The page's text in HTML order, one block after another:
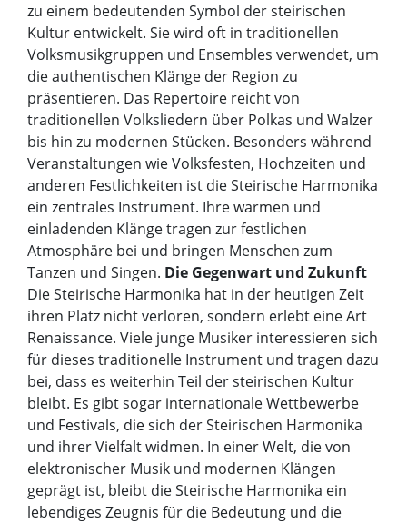
zu einem bedeutenden Symbol der steirischen
Kultur entwickelt. Sie wird oft in traditionellen
Volksmusikgruppen und Ensembles verwendet, um
die authentischen Klänge der Region zu
präsentieren. Das Repertoire reicht von
traditionellen Volksliedern über Polkas und Walzer
bis hin zu modernen Stücken. Besonders während
Veranstaltungen wie Volksfesten, Hochzeiten und
anderen Festlichkeiten ist die Steirische Harmonika
ein zentrales Instrument. Ihre warmen und
einladenden Klänge tragen zur festlichen
Atmosphäre bei und bringen Menschen zum
Tanzen und Singen. Die Gegenwart und Zukunft
Die Steirische Harmonika hat in der heutigen Zeit
ihren Platz nicht verloren, sondern erlebt eine Art
Renaissance. Viele junge Musiker interessieren sich
für dieses traditionelle Instrument und tragen dazu
bei, dass es weiterhin Teil der steirischen Kultur
bleibt. Es gibt sogar internationale Wettbewerbe
und Festivals, die sich der Steirischen Harmonika
und ihrer Vielfalt widmen. In einer Welt, die von
elektronischer Musik und modernen Klängen
geprägt ist, bleibt die Steirische Harmonika ein
lebendiges Zeugnis für die Bedeutung und die